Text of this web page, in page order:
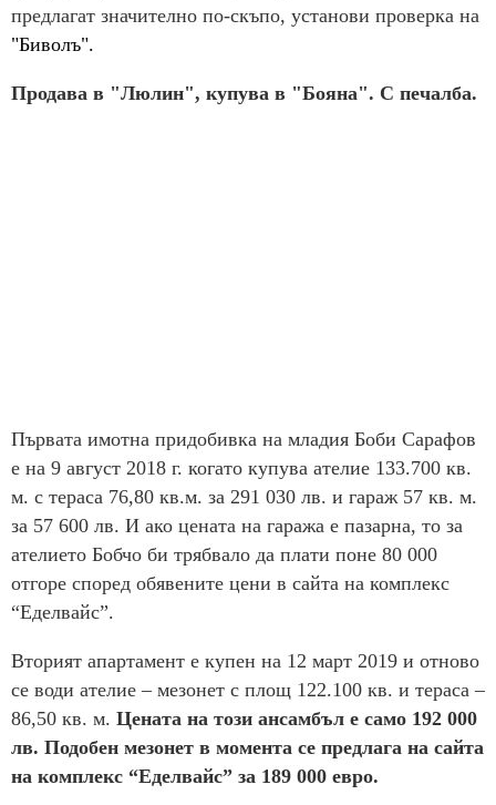
предлагат значително по-скъпо, установи проверка на
"Биволъ".
Продава в "Люлин", купува в "Бояна". С печалба.
Първата имотна придобивка на младия Боби Сарафов
е на 9 август 2018 г. когато купува ателие 133.700 кв.
м. с тераса 76,80 кв.м. за 291 030 лв. и гараж 57 кв. м.
за 57 600 лв. И ако цената на гаража е пазарна, то за
ателието Бобчо би трябвало да плати поне 80 000
отгоре според обявените цени в сайта на комплекс
“Еделвайс”.
Вторият апартамент е купен на 12 март 2019 и отново
се води ателие – мезонет с площ 122.100 кв. и тераса –
86,50 кв. м. Цената на този ансамбъл е само 192 000
лв. Подобен мезонет в момента се предлага на сайта
на комплекс “Еделвайс” за 189 000 евро.